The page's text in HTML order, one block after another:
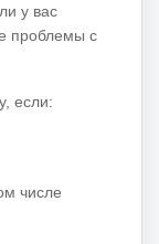
у вас
проблемы с
если:
числе